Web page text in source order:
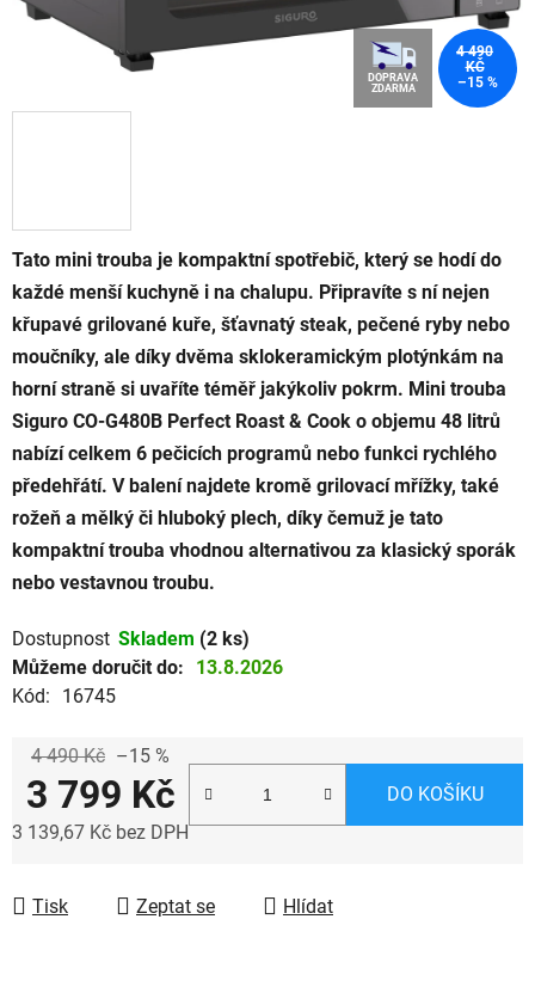
Tato mini trouba je kompaktní spotřebič, který se hodí do
každé menší kuchyně i na chalupu. Připravíte s ní nejen
křupavé grilované kuře, šťavnatý steak, pečené ryby nebo
moučníky, ale díky dvěma sklokeramickým plotýnkám na
horní straně si uvaříte téměř jakýkoliv pokrm. Mini trouba
Siguro CO-G480B Perfect Roast & Cook o objemu 48 litrů
nabízí celkem 6 pečicích programů nebo funkci rychlého
předehřátí. V balení najdete kromě grilovací mřížky, také
rožeň a mělký či hluboký plech, díky čemuž je tato
kompaktní trouba vhodnou alternativou za klasický sporák
nebo vestavnou troubu.
Dostupnost Skladem (2 ks)
Můžeme doručit do:
13.8.2026
Kód:
16745
4 490 Kč –15 %
3 799 Kč
3 139,67 Kč bez DPH
DO KOŠÍKU
Tisk Zeptat se Hlídat
DOPRAVA
ZDARMA
4 490
KČ
–15 %